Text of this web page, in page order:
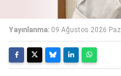
Yayınlanma: 09 Ağustos 2026